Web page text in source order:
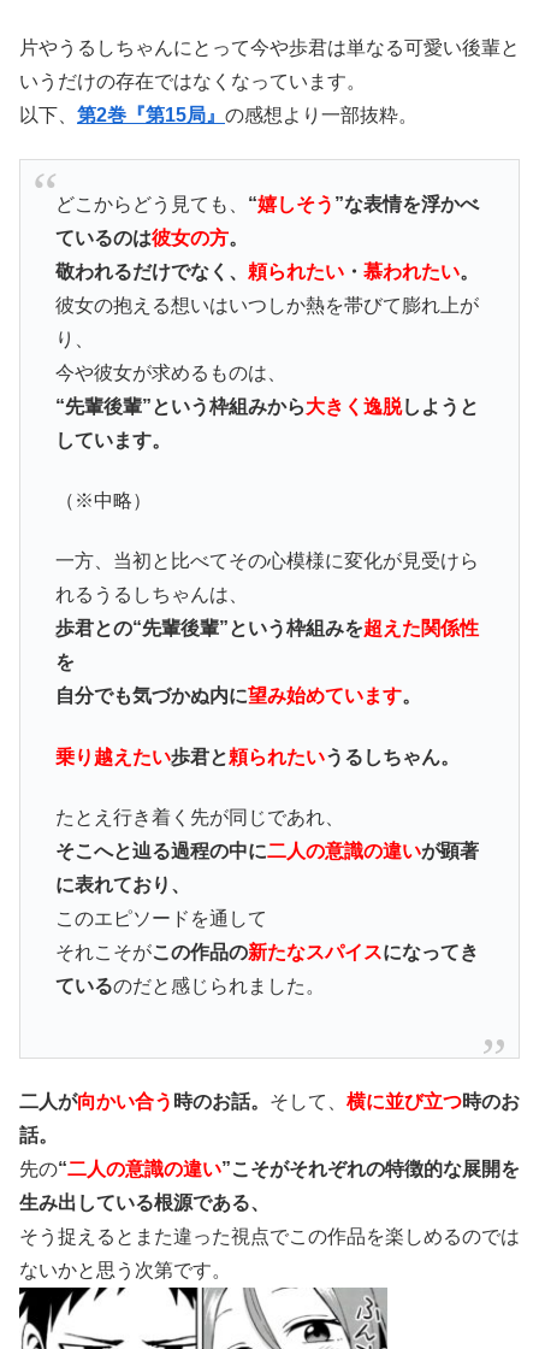
片やうるしちゃんにとって今や歩君は単なる可愛い後輩と
いうだけの存在ではなくなっています。
以下、 第2巻『第15局』 の感想より一部抜粋。
どこからどう見ても、 “嬉しそう ”な表情を浮かべ
ているのは彼女の方。
敬われるだけでなく、 頼られたい・ 慕われたい。
彼女の抱える想いはいつしか熱を帯びて膨れ上が
り、
今や彼女が求めるものは、
“先輩後輩”という枠組みから大きく逸脱しようと
しています。
（※中略）
一方、当初と比べてその心模様に変化が見受けら
れるうるしちゃんは、
歩君との“先輩後輩”という枠組みを超えた関係性
を
自分でも気づかぬ内に望み始めています。
乗り越えたい歩君と頼られたいうるしちゃん。
たとえ行き着く先が同じであれ、
そこへと辿る過程の中に二人の意識の違いが顕著
に表れており、
このエピソードを通して
それこそがこの作品の新たなスパイスになってき
ているのだと感じられました。
二人が向かい合う 時のお話。 そして、 横に並び立つ時のお
話。
先の“二人の意識の違い”こそがそれぞれの特徴的な展開を
生み出している根源である、
そう捉えるとまた違った視点でこの作品を楽しめるのでは
ないかと思う次第です。